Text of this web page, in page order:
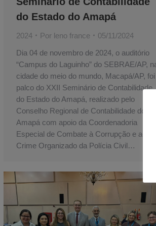
do Estado do Amapá
2024 Por leno france
05/11/2024
Dia 04 de novembro de 2024, o auditório
“Campus do Laguinho” do SEBRAE/AP,
cidade do meio do mundo, Macapá/AP, foi
palco do XXII Seminário de Contabilidade
do Estado do Amapá, realizado pelo
Conselho Regional de Contabilidade do
Amapá com apoio da Coordenadoria
Especial de Combate à Corrupção e ao
Crime Organizado da Polícia Civil…